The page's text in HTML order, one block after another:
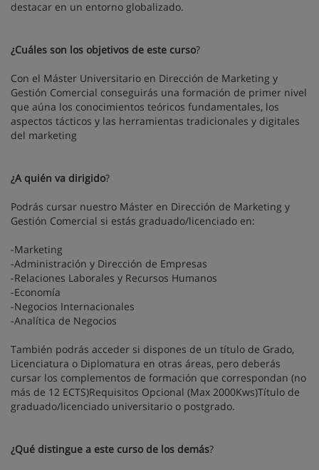
destacar en un entorno globalizado.
¿Cuáles son los objetivos de este curso?
Con el Máster Universitario en Dirección de Marketing y
Gestión Comercial conseguirás una formación de primer nivel
que aúna los conocimientos teóricos fundamentales, los
aspectos tácticos y las herramientas tradicionales y digitales
del marketing
¿A quién va dirigido?
Podrás cursar nuestro Máster en Dirección de Marketing y
Gestión Comercial si estás graduado/licenciado en:
-Marketing
-Administración y Dirección de Empresas
-Relaciones Laborales y Recursos Humanos
-Economía
-Negocios Internacionales
-Analítica de Negocios
También podrás acceder si dispones de un título de Grado,
Licenciatura o Diplomatura en otras áreas, pero deberás
cursar los complementos de formación que correspondan (no
más de 12 ECTS)Requisitos Opcional (Max 2000Kws)Título de
graduado/licenciado universitario o postgrado.
¿Qué distingue a este curso de los demás?